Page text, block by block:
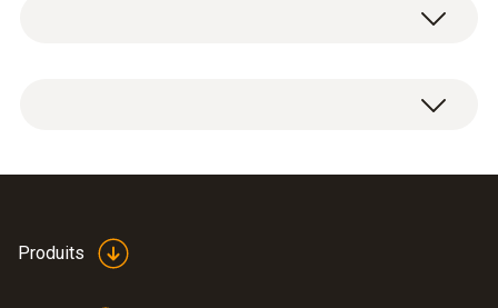
Certificat d'étalonnage ISO humidité avec 1
Produits